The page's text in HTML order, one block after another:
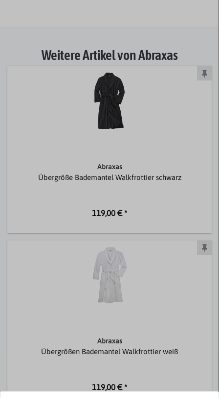
Weitere Artikel von Abraxas
Abraxas
Übergröße Bademantel Walkfrottier schwarz
119,00 € *
Abraxas
Übergrößen Bademantel Walkfrottier weiß
119,00 € *